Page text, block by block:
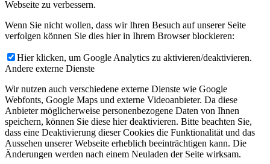
Webseite zu verbessern.
Wenn Sie nicht wollen, dass wir Ihren Besuch auf unserer Seite
verfolgen können Sie dies hier in Ihrem Browser blockieren:
Hier klicken, um Google Analytics zu aktivieren/deaktivieren.
Andere externe Dienste
Wir nutzen auch verschiedene externe Dienste wie Google
Webfonts, Google Maps und externe Videoanbieter. Da diese
Anbieter möglicherweise personenbezogene Daten von Ihnen
speichern, können Sie diese hier deaktivieren. Bitte beachten Sie,
dass eine Deaktivierung dieser Cookies die Funktionalität und das
Aussehen unserer Webseite erheblich beeinträchtigen kann. Die
Änderungen werden nach einem Neuladen der Seite wirksam.